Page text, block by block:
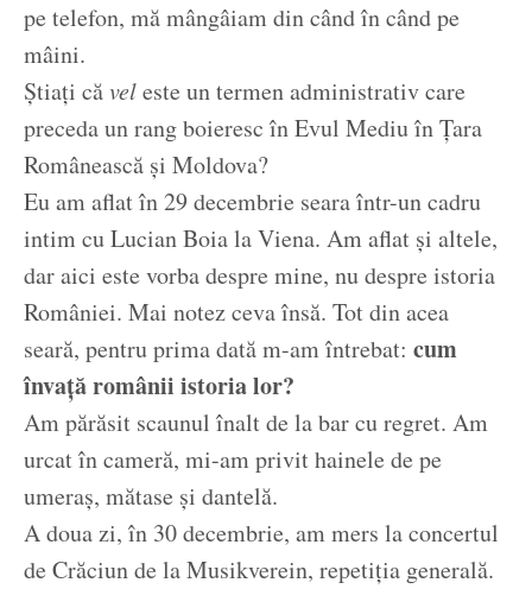
pe telefon, mă mângâiam din când în când pe
mâini.
Ştiaţi căveleste un termen administrativ care
preceda un rang boieresc în Evul Mediu în Ţara
Românească şi Moldova?
Eu am aflat în 29 decembrie seara într-un cadru
intim cu Lucian Boia la Viena. Am aflat şi altele,
dar aici este vorba despre mine, nu despre istoria
României. Mai notez ceva însă. Tot din acea
seară, pentru prima dată m-am întrebat: cum
învaţă românii istoria lor?
Am părăsit scaunul înalt de la bar cu regret. Am
urcat în cameră, mi-am privit hainele de pe
umeraş, mătase şi dantelă.
A doua zi, în 30 decembrie, am mers la concertul
de Crăciun de la Musikverein, repetiţia generală.